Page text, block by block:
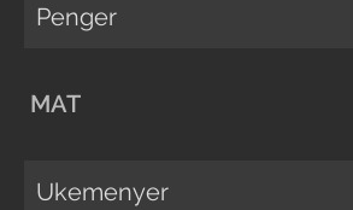
Penger
MAT
Ukemenyer